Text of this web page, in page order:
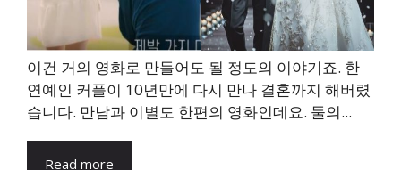
이건 거의 영화로 만들어도 될 정도의 이야기죠. 한
연예인 커플이 10년만에 다시 만나 결혼까지 해버렸
습니다. 만남과 이별도 한편의 영화인데요. 둘의...
Read more